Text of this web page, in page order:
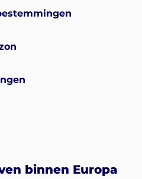
binnen Europa